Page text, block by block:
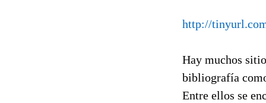
http://
Hay muchos
bibliografía
Entre ellos se